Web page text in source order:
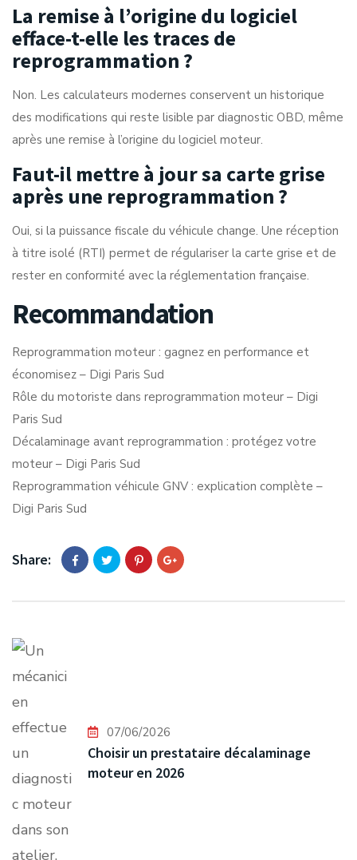
La remise à l’origine du logiciel
efface-t-elle les traces de
reprogrammation ?
Non. Les calculateurs modernes conservent un historique
des modifications qui reste lisible par diagnostic OBD, même
après une remise à l’origine du logiciel moteur.
Faut-il mettre à jour sa carte grise
après une reprogrammation ?
Oui, si la puissance fiscale du véhicule change. Une réception
à titre isolé (RTI) permet de régulariser la carte grise et de
rester en conformité avec la réglementation française.
Recommandation
Reprogrammation moteur : gagnez en performance et
économisez – Digi Paris Sud
Rôle du motoriste dans reprogrammation moteur – Digi
Paris Sud
Décalaminage avant reprogrammation : protégez votre
moteur – Digi Paris Sud
Reprogrammation véhicule GNV : explication complète –
Digi Paris Sud
Share:
07/06/2026
Choisir un prestataire décalaminage
moteur en 2026